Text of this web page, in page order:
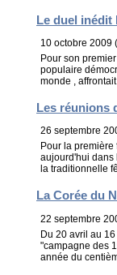
Le duel inédit
10 octobre 2009
Pour son
populaire
monde ,
Les réunions
26 septembre
Pour la
aujourd'hui dans
la traditionnelle
La Corée du
22 septembre
Du 20 avril au
"campagne des
année du